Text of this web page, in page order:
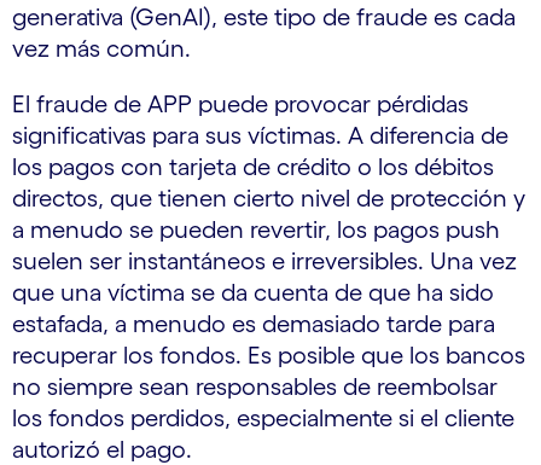
generativa (GenAI), este tipo de fraude es cada
vez más común.
El fraude de APP puede provocar pérdidas
significativas para sus víctimas. A diferencia de
los pagos con tarjeta de crédito o los débitos
directos, que tienen cierto nivel de protección y
a menudo se pueden revertir, los pagos push
suelen ser instantáneos e irreversibles. Una vez
que una víctima se da cuenta de que ha sido
estafada, a menudo es demasiado tarde para
recuperar los fondos. Es posible que los bancos
no siempre sean responsables de reembolsar
los fondos perdidos, especialmente si el cliente
autorizó el pago.